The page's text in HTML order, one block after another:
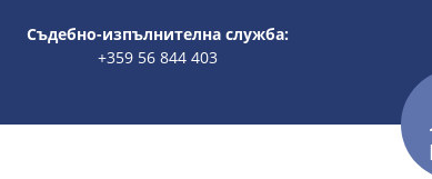
Съдебно-изпълнителна служба:
+359 56 844 403